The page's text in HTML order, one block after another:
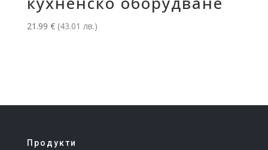
21.99 € (43.01 лв.)
Продукти